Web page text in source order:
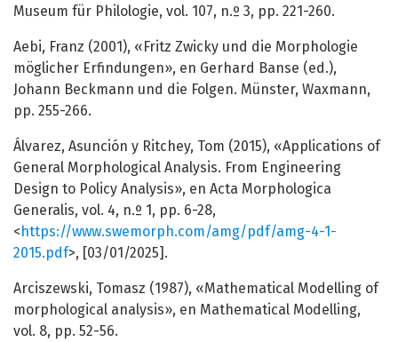
Museum für Philologie, vol. 107, n.º 3, pp. 221-260.
Aebi, Franz (2001), «Fritz Zwicky und die Morphologie
möglicher Erfindungen», en Gerhard Banse (ed.),
Johann Beckmann und die Folgen. Münster, Waxmann,
pp. 255-266.
Álvarez, Asunción y Ritchey, Tom (2015), «Applications of
General Morphological Analysis. From Engineering
Design to Policy Analysis», en Acta Morphologica
Generalis, vol. 4, n.º 1, pp. 6-28,
<https://www.swemorph.com/amg/pdf/amg-4-1-
2015.pdf>, [03/01/2025].
Arciszewski, Tomasz (1987), «Mathematical Modelling of
morphological analysis», en Mathematical Modelling,
vol. 8, pp. 52-56.